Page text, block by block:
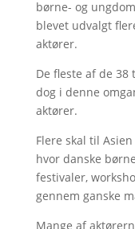
børne- og
blevet udvalgt
aktører.
De fleste af de 38
dog i denne
aktører.
Flere skal til
hvor danske
festivaler,
gennem ganske
Mange af